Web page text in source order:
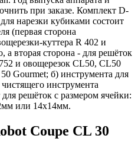
при заказе. Комплект D-
нарезки кубиками состоит
(первая сторона
куттера R 402 и
вторая сторона - для решёток
и овощерезок CL50, CL50
Gourmet; б) инструмента для
инструмента
решёток с размером ячейки:
или 14х14мм.
Coupe CL 30